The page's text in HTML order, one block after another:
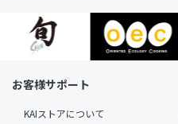
お客様サポート
KAIストアについて